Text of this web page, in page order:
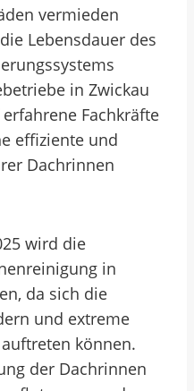
vermieden
Lebensdauer des
in Zwickau
Fachkräfte
effiziente und
Dachrinnen
wird die
in
da sich die
und extreme
können.
der Dachrinnen